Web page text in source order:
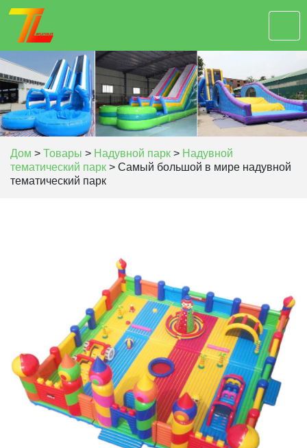
Дом > Товары > Надувной парк > Надувной
тематический парк > Самый большой в мире надувной
тематический парк